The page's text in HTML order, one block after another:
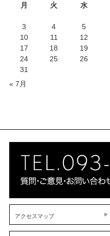
月
火 水
« 7月
3
4 5
10
11 12
17
18 19
24
25 26
31
アクセスマップ